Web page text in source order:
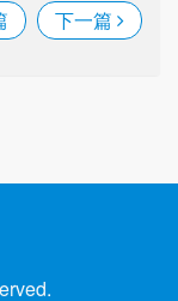
下一篇